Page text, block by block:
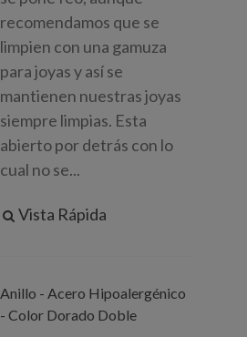
recomendamos que se
limpien con una gamuza
para joyas y así se
mantienen nuestras joyas
siempre limpias. Esta
abierto por detrás con lo
cual no se...
Vista Rápida
Anillo - Acero Hipoalergénico
- Color Dorado Doble